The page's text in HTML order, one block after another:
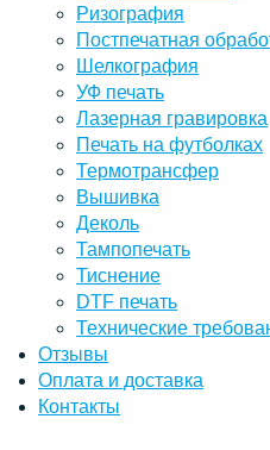
Ризография
Постпечатная
Шелкография
УФ печать
Лазерная гравировка
Печать на футболках
Термотрансфер
Вышивка
Деколь
Тампопечать
Тиснение
DTF печать
Технические
Отзывы
Оплата и доставка
Контакты